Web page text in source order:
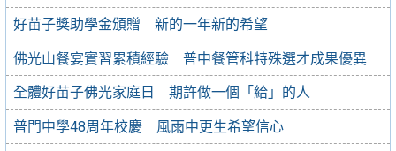
好苗子獎助學金頒贈 新的一年新的希望
佛光山餐宴實習累積經驗 普中餐管科特殊選才成果優異
全體好苗子佛光家庭日 期許做一個「給」的人
普門中學48周年校慶 風雨中更生希望信心